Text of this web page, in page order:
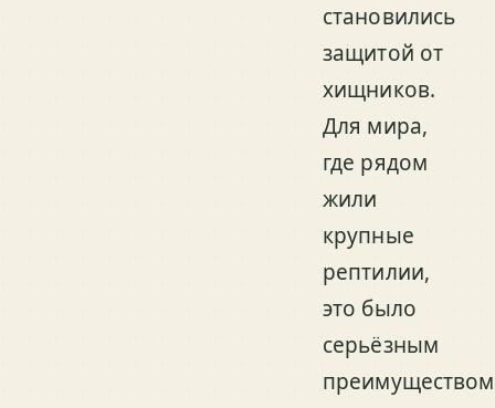
становились
защитой от
хищников.
Для мира,
где рядом
жили
крупные
рептилии,
это было
серьёзным